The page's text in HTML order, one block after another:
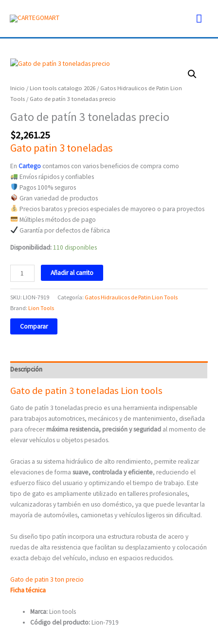
Inicio / Lion tools catalogo 2026 / Gatos Hidraulicos de Patin Lion
Tools / Gato de patín 3 toneladas precio
Gato de patín 3 toneladas precio
$2,261.25
Gato patin 3 toneladas
EnCartego contamos con varios beneficios de compra como
Envíos rápidos y confiables
Pagos 100% seguros
Gran variedad de productos
Precios baratos y precios especiales de mayoreo o para proyectos
Múltiples métodos de pago
Garantía por defectos de fábrica
Disponibilidad:110 disponibles
Gato
patín
3
precio
Añadir al carrito
SKU: LION-7919 Categoría: Gatos Hidraulicos de Patin Lion Tools
Brand:Lion Tools
Comparar
Descripción
Gato de patin 3 toneladas Lion tools
Gato de patín 3 toneladas precio es una herramienta indispensable
para trabajos automotrices, mecánicos y de mantenimiento, diseñada
para ofrecermáxima resistencia, precisión y seguridad al momento de
elevar vehículos u objetos pesados.
Gracias a su sistema hidráulico de alto rendimiento, permite realizar
elevaciones de formasuave, controlada y eficiente, reduciendo el
esfuerzo físico del usuario y optimizando el tiempo de trabajo. Este
tipo de gato es ampliamente utilizado en talleres profesionales,
vulcanizadoras y también en uso doméstico, ya que puede levantar la
mayoría de automóviles, camionetas y vehículos ligeros sin dificultad.
Su diseño tipo patín incorpora una estructura robusta de acero y
ruedas de alta resistencia que facilitan su desplazamiento y colocación
exacta debajo del vehículo, incluso en espacios reducidos.
Gato de patin 3 ton precio
Ficha técnica
Marca: Lion tools
Código del producto: Lion-7919